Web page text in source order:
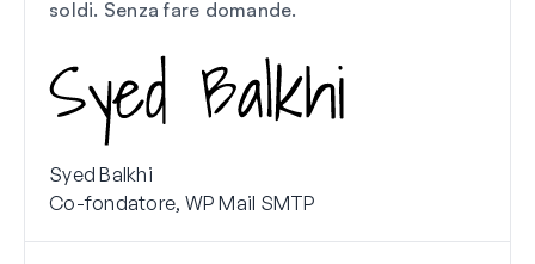
soldi. Senza fare domande.
Syed Balkhi
Co-fondatore, WP Mail SMTP